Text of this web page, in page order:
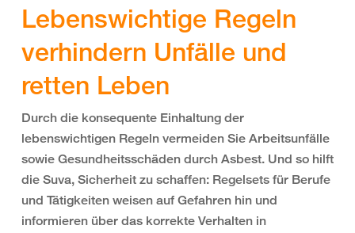
Lebenswichtige Regeln
verhindern Unfälle und
retten Leben
Durch die konsequente Einhaltung der
lebenswichtigen Regeln vermeiden Sie Arbeitsunfälle
sowie Gesundheitsschäden durch Asbest. Und so hilft
die Suva, Sicherheit zu schaffen: Regelsets für Berufe
und Tätigkeiten weisen auf Gefahren hin und
informieren über das korrekte Verhalten in